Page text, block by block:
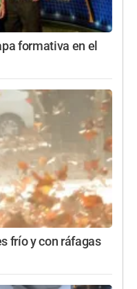
formativa en el
frío y con ráfagas